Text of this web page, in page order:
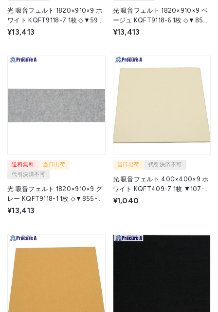
光 吸音フェルト 1820×910×9 ホ
ワイト KQFT9118-7 1枚 ◇▼595-
1673
¥13,413
光 吸音フェルト 1820×910×9 ベ
ージュ KQFT9118-6 1枚 ◇▼855-
3751
¥13,413
送料無料
当日出荷
代引決済不可
光 吸音フェルト 1820×910×9 グ
レー KQFT9118-1 1枚 ◇▼855-
3750
¥13,413
当日出荷 代引決済不可
光 吸音フェルト 400×400×9 ホ
ワイト KQFT409-7 1枚 ▼107-
7433
¥1,040